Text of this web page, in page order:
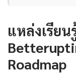
แหล่งเรีย
Roadmap